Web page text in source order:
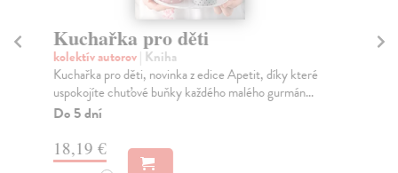
Kuchařka pro děti
kolektív autorov| Kniha
Kuchařka pro děti, novinka z edice Apetit, díky které
uspokojíte chuťové buňky každého malého gurmán...
Do 5 dní
18,19 €